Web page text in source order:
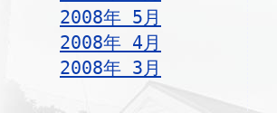
2008年 5月
2008年 4月
2008年 3月